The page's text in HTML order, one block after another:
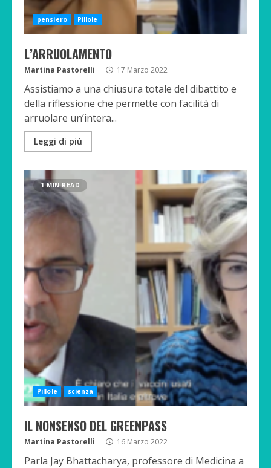
pensiero Pillole
L’ARRUOLAMENTO
Martina Pastorelli 17 Marzo 2022
Assistiamo a una chiusura totale del dibattito e
della riflessione che permette con facilità di
arruolare un’intera...
Leggi di più
1 MIN READ
Pillole scienza
IL NONSENSO DEL GREENPASS
Martina Pastorelli 16 Marzo 2022
Parla Jay Bhattacharya, professore di Medicina a